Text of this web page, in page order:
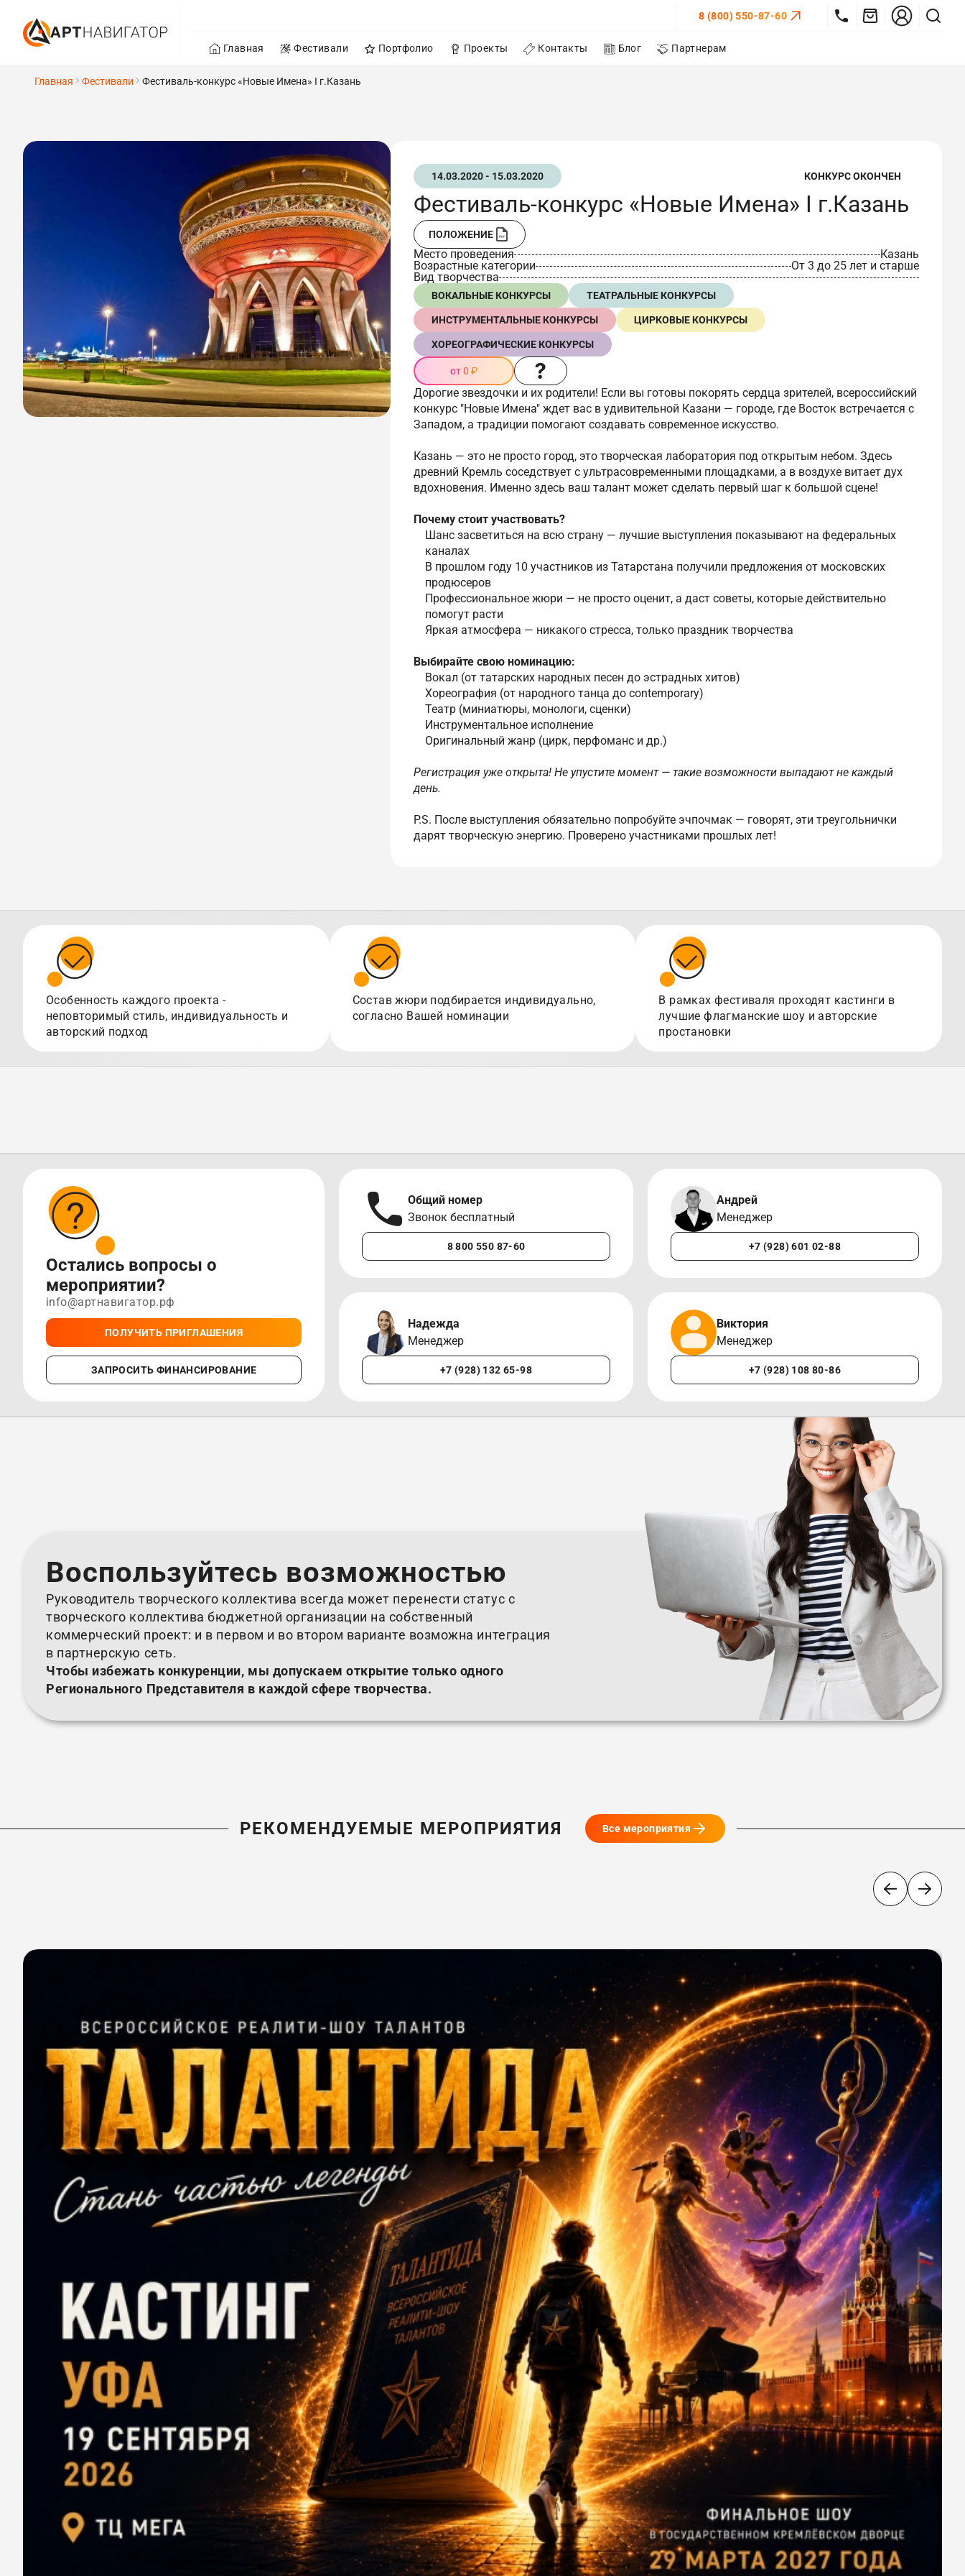
8 (800) 550-87-60
Главная Фестивали Портфолио Проекты Контакты Блог Партнерам
Главная Фестивали Фестиваль-конкурс «Новые Имена» I г.Казань
14.03.2020 - 15.03.2020 КОНКУРС ОКОНЧЕН
Фестиваль-конкурс «Новые Имена» I г.Казань
ПОЛОЖЕНИЕ
Место проведения
Казань
Возрастные категории
От 3 до 25 лет и старше
Вид творчества
ВОКАЛЬНЫЕ КОНКУРСЫ ТЕАТРАЛЬНЫЕ КОНКУРСЫ
ИНСТРУМЕНТАЛЬНЫЕ КОНКУРСЫ ЦИРКОВЫЕ КОНКУРСЫ
ХОРЕОГРАФИЧЕСКИЕ КОНКУРСЫ
от 0 ₽
Дорогие звездочки и их родители! Если вы готовы покорять сердца зрителей, всероссийский
конкурс "Новые Имена" ждет вас в удивительной Казани — городе, где Восток встречается с
Западом, а традиции помогают создавать современное искусство.
Казань — это не просто город, это творческая лаборатория под открытым небом. Здесь
древний Кремль соседствует с ультрасовременными площадками, а в воздухе витает дух
вдохновения. Именно здесь ваш талант может сделать первый шаг к большой сцене!
Почему стоит участвовать?
Шанс засветиться на всю страну — лучшие выступления показывают на федеральных
каналах
В прошлом году 10 участников из Татарстана получили предложения от московских
продюсеров
Профессиональное жюри — не просто оценит, а даст советы, которые действительно
помогут расти
Яркая атмосфера — никакого стресса, только праздник творчества
Выбирайте свою номинацию:
Вокал (от татарских народных песен до эстрадных хитов)
Хореография (от народного танца до contemporary)
Театр (миниатюры, монологи, сценки)
Инструментальное исполнение
Оригинальный жанр (цирк, перфоманс и др.)
Регистрация уже открыта! Не упустите момент — такие возможности выпадают не каждый
день.
P.S. После выступления обязательно попробуйте эчпочмак — говорят, эти треугольнички
дарят творческую энергию. Проверено участниками прошлых лет!
Особенность каждого проекта -
неповторимый стиль, индивидуальность и
авторский подход
Состав жюри подбирается индивидуально,
согласно Вашей номинации
В рамках фестиваля проходят кастинги в
лучшие флагманские шоу и авторские
простановки
Остались вопросы о
мероприятии?
info@артнавигатор.рф
ПОЛУЧИТЬ ПРИГЛАШЕНИЯ
ЗАПРОСИТЬ ФИНАНСИРОВАНИЕ
Общий номер
Звонок бесплатный
8 800 550 87-60
Андрей
Менеджер
+7 (928) 601 02-88
Надежда
Менеджер
+7 (928) 132 65-98
Виктория
Менеджер
+7 (928) 108 80-86
Воспользуйтесь возможностью
Руководитель творческого коллектива всегда может перенести статус с
творческого коллектива бюджетной организации на собственный
коммерческий проект: и в первом и во втором варианте возможна интеграция
в партнерскую сеть.
Чтобы избежать конкуренции, мы допускаем открытие только одного
Регионального Представителя в каждой сфере творчества.
РЕКОМЕНДУЕМЫЕ МЕРОПРИЯТИЯ Все мероприятия